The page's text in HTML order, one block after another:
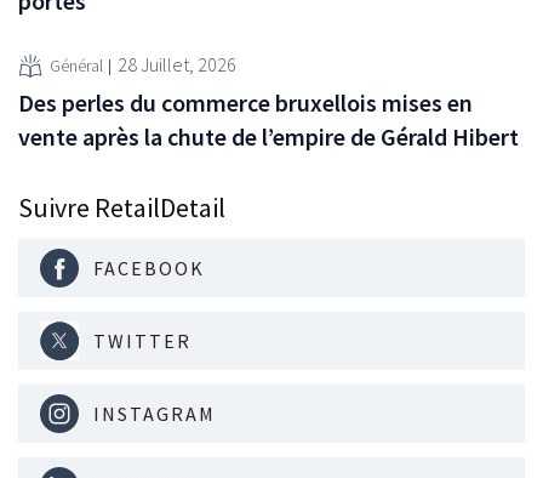
Général 28 Juillet, 2026
Des perles du commerce bruxellois mises en
vente après la chute de l’empire de Gérald Hibert
Suivre RetailDetail
FACEBOOK
TWITTER
INSTAGRAM